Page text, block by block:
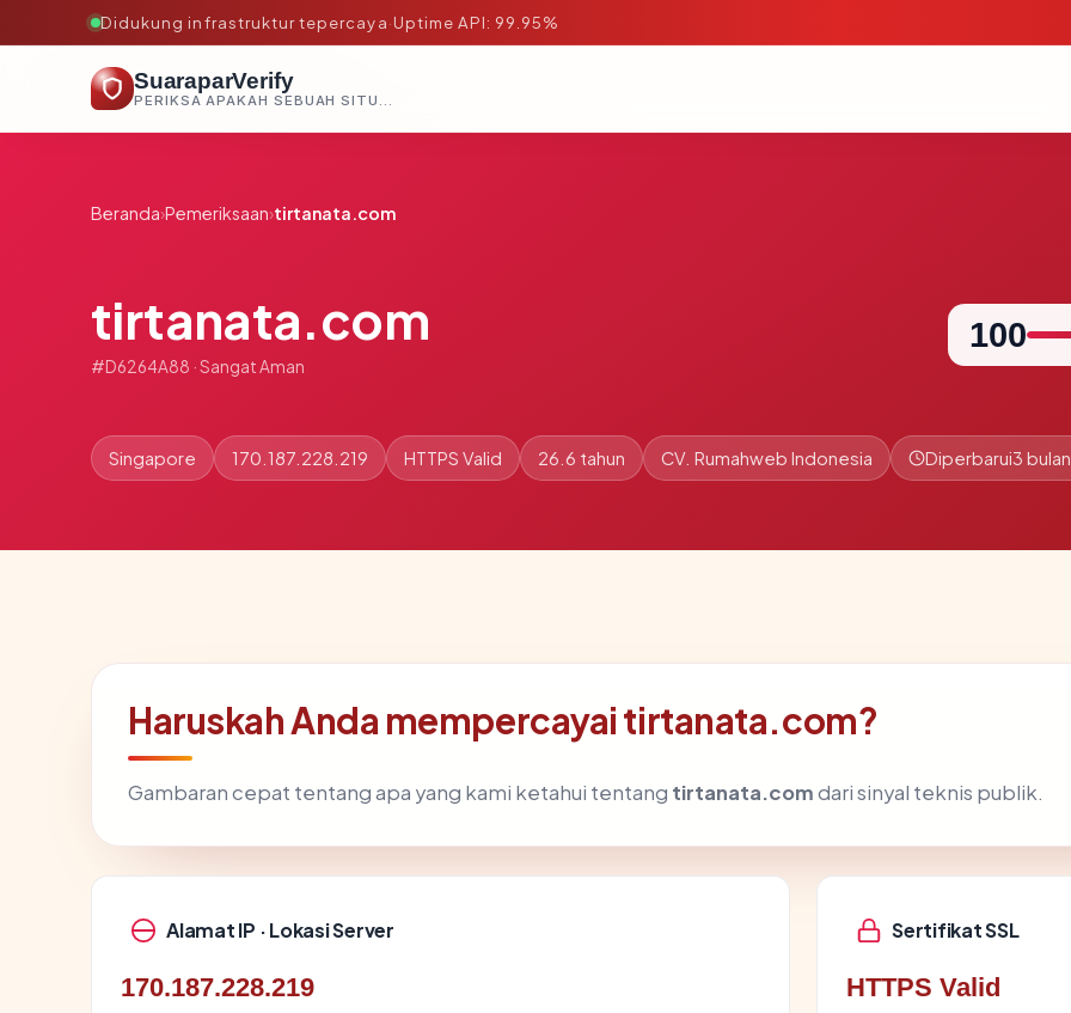
Didukung infrastruktur tepercaya·Uptime API: 99.95%
SuaraparVerify
PERIKSA APAKAH SEBUAH SITUS AMAN, TEPERCAYA, DAN TERVERIFIKASI DALAM HITUNGAN DETIK.
Beranda›Pemeriksaan›tirtanata.com
tirtanata.com
#D6264A88 · Sangat Aman
100
Singapore 170.187.228.219 HTTPS Valid 26.6 tahun CV. Rumahweb Indonesia Diperbarui3
Haruskah Anda mempercayai tirtanata.com?
Gambaran cepat tentang apa yang kami ketahui tentang tirtanata.comdari sinyal teknis publik.
Alamat IP · Lokasi Server
170.187.228.219
Sertifikat SSL
HTTPS Valid